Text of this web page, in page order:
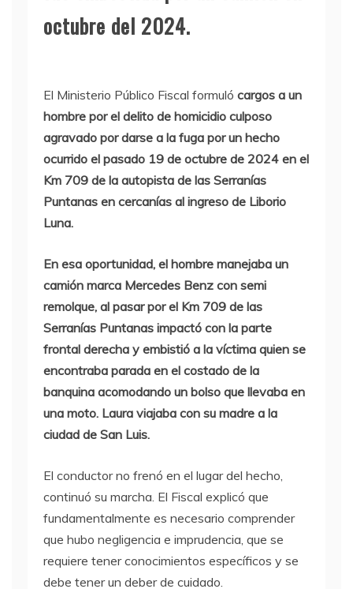
octubre del 2024.
El Ministerio Público Fiscal formuló cargos a un
hombre por el delito de homicidio culposo
agravado por darse a la fuga por un hecho
ocurrido el pasado 19 de octubre de 2024 en el
Km 709 de la autopista de las Serranías
Puntanas en cercanías al ingreso de Liborio
Luna.
En esa oportunidad, el hombre manejaba un
camión marca Mercedes Benz con semi
remolque, al pasar por el Km 709 de las
Serranías Puntanas impactó con la parte
frontal derecha y embistió a la víctima quien se
encontraba parada en el costado de la
banquina acomodando un bolso que llevaba en
una moto. Laura viajaba con su madre a la
ciudad de San Luis.
El conductor no frenó en el lugar del hecho,
continuó su marcha. El Fiscal explicó que
fundamentalmente es necesario comprender
que hubo negligencia e imprudencia, que se
requiere tener conocimientos específicos y se
debe tener un deber de cuidado.